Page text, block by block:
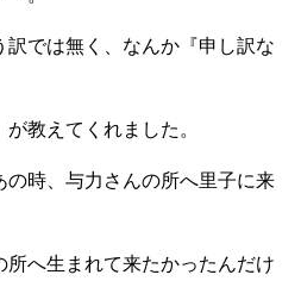
訳では無く、なんか『申し訳な
教えてくれました。
の時、与力さんの所へ里子に来
へ生まれて来たかったんだけ